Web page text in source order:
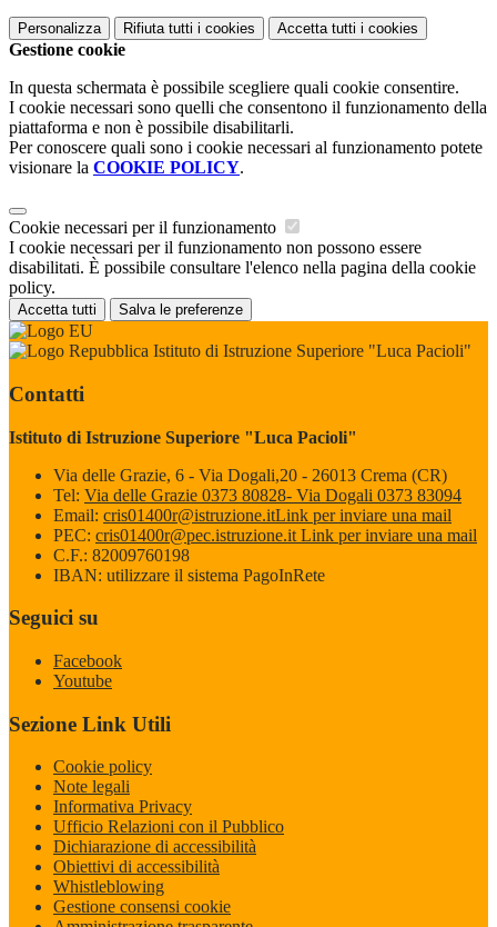
Personalizza Rifiuta tutti i cookies Accetta tutti i cookies
Gestione cookie
In questa schermata è possibile scegliere quali cookie consentire.
I cookie necessari sono quelli che consentono il funzionamento della
piattaforma e non è possibile disabilitarli.
Per conoscere quali sono i cookie necessari al funzionamento potete
visionare la COOKIE POLICY.
Cookie necessari per il funzionamento
I cookie necessari per il funzionamento non possono essere
disabilitati. È possibile consultare l'elenco nella pagina della cookie
policy.
Accetta tutti Salva le preferenze
Istituto di Istruzione Superiore "Luca Pacioli"
Contatti
Istituto di Istruzione Superiore "Luca Pacioli"
Via delle Grazie, 6 - Via Dogali,20 - 26013 Crema (CR)
Tel: Via delle Grazie 0373 80828- Via Dogali 0373 83094
Email: cris01400r@istruzione.itLink per inviare una mail
PEC: cris01400r@pec.istruzione.it Link per inviare una mail
C.F.: 82009760198
IBAN: utilizzare il sistema PagoInRete
Seguici su
Facebook
Youtube
Sezione Link Utili
Cookie policy
Note legali
Informativa Privacy
Ufficio Relazioni con il Pubblico
Dichiarazione di accessibilità
Obiettivi di accessibilità
Whistleblowing
Gestione consensi cookie